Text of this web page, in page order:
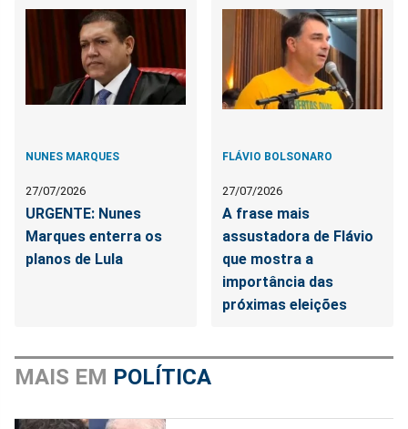
NUNES MARQUES
27/07/2026
URGENTE: Nunes
Marques enterra os
planos de Lula
FLÁVIO BOLSONARO
27/07/2026
A frase mais
assustadora de Flávio
que mostra a
importância das
próximas eleições
MAIS EM POLÍTICA